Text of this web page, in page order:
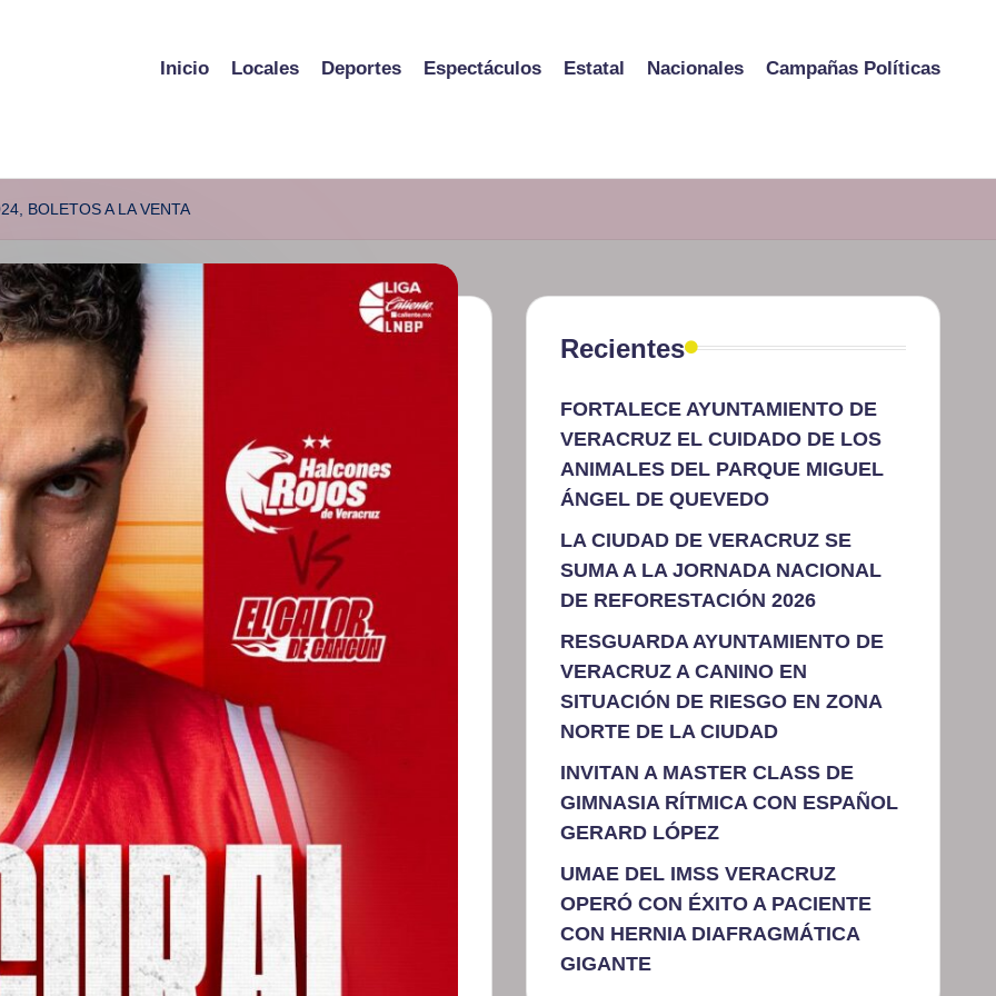
Inicio Locales Deportes Espectáculos Estatal Nacionales Campañas Políticas
BOLETOS A LA VENTA
Recientes
FORTALECE AYUNTAMIENTO DE
VERACRUZ EL CUIDADO DE LOS
ANIMALES DEL PARQUE MIGUEL
ÁNGEL DE QUEVEDO
LA CIUDAD DE VERACRUZ SE
SUMA A LA JORNADA NACIONAL
DE REFORESTACIÓN 2026
RESGUARDA AYUNTAMIENTO DE
VERACRUZ A CANINO EN
SITUACIÓN DE RIESGO EN ZONA
NORTE DE LA CIUDAD
INVITAN A MASTER CLASS DE
GIMNASIA RÍTMICA CON ESPAÑOL
GERARD LÓPEZ
UMAE DEL IMSS VERACRUZ
OPERÓ CON ÉXITO A PACIENTE
CON HERNIA DIAFRAGMÁTICA
GIGANTE